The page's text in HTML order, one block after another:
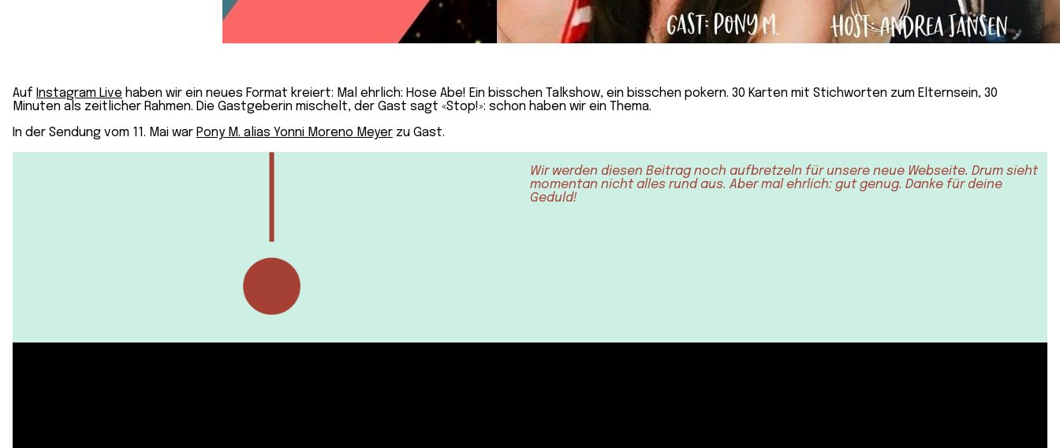
Auf Instagram Live haben wir ein neues Format kreiert: Mal ehrlich: Hose Abe! Ein bisschen Talkshow, ein bisschen pokern. 30 Karten mit Stichworten zum Elternsein, 30
Minuten als zeitlicher Rahmen. Die Gastgeberin mischelt, der Gast sagt «Stop!»: schon haben wir ein Thema.
In der Sendung vom 11. Mai war Pony M. alias Yonni Moreno Meyer zu Gast.
Wir werden diesen Beitrag noch aufbretzeln für unsere neue Webseite. Drum sieht
momentan nicht alles rund aus. Aber mal ehrlich: gut genug. Danke für deine
Geduld!